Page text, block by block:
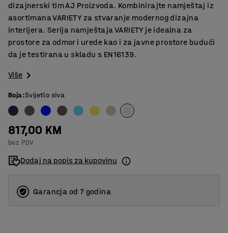
dizajnerski tim AJ Proizvoda. Kombinirajte namještaj iz
asortimana VARIETY za stvaranje modernog dizajna
interijera. Serija namještaja VARIETY je idealna za
prostore za odmor i urede kao i za javne prostore budući
da je testirana u skladu s EN16139.
Više
Boja:Svijetlo siva
817,00 KM
bez PDV
Dodaj na popis za kupovinu
Garancja od 7 godina